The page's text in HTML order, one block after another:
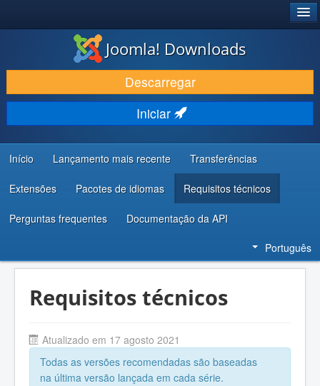
DESCARREGAR E EVOLUIR
DESCOBRIR E APRENDER
COMUNIDADE E SUPORTE
RECURSOS PARA PROGRAMADORES
Joomla! Downloads
Descarregar
Iniciar
Início Lançamento mais recente Transferências
Extensões Pacotes de idiomas Requisitos técnicos
Perguntas frequentes Documentação da API
Português
Requisitos técnicos
Atualizado em 17 agosto 2021
Todas as versões recomendadas são baseadas
na última versão lançada em cada série.